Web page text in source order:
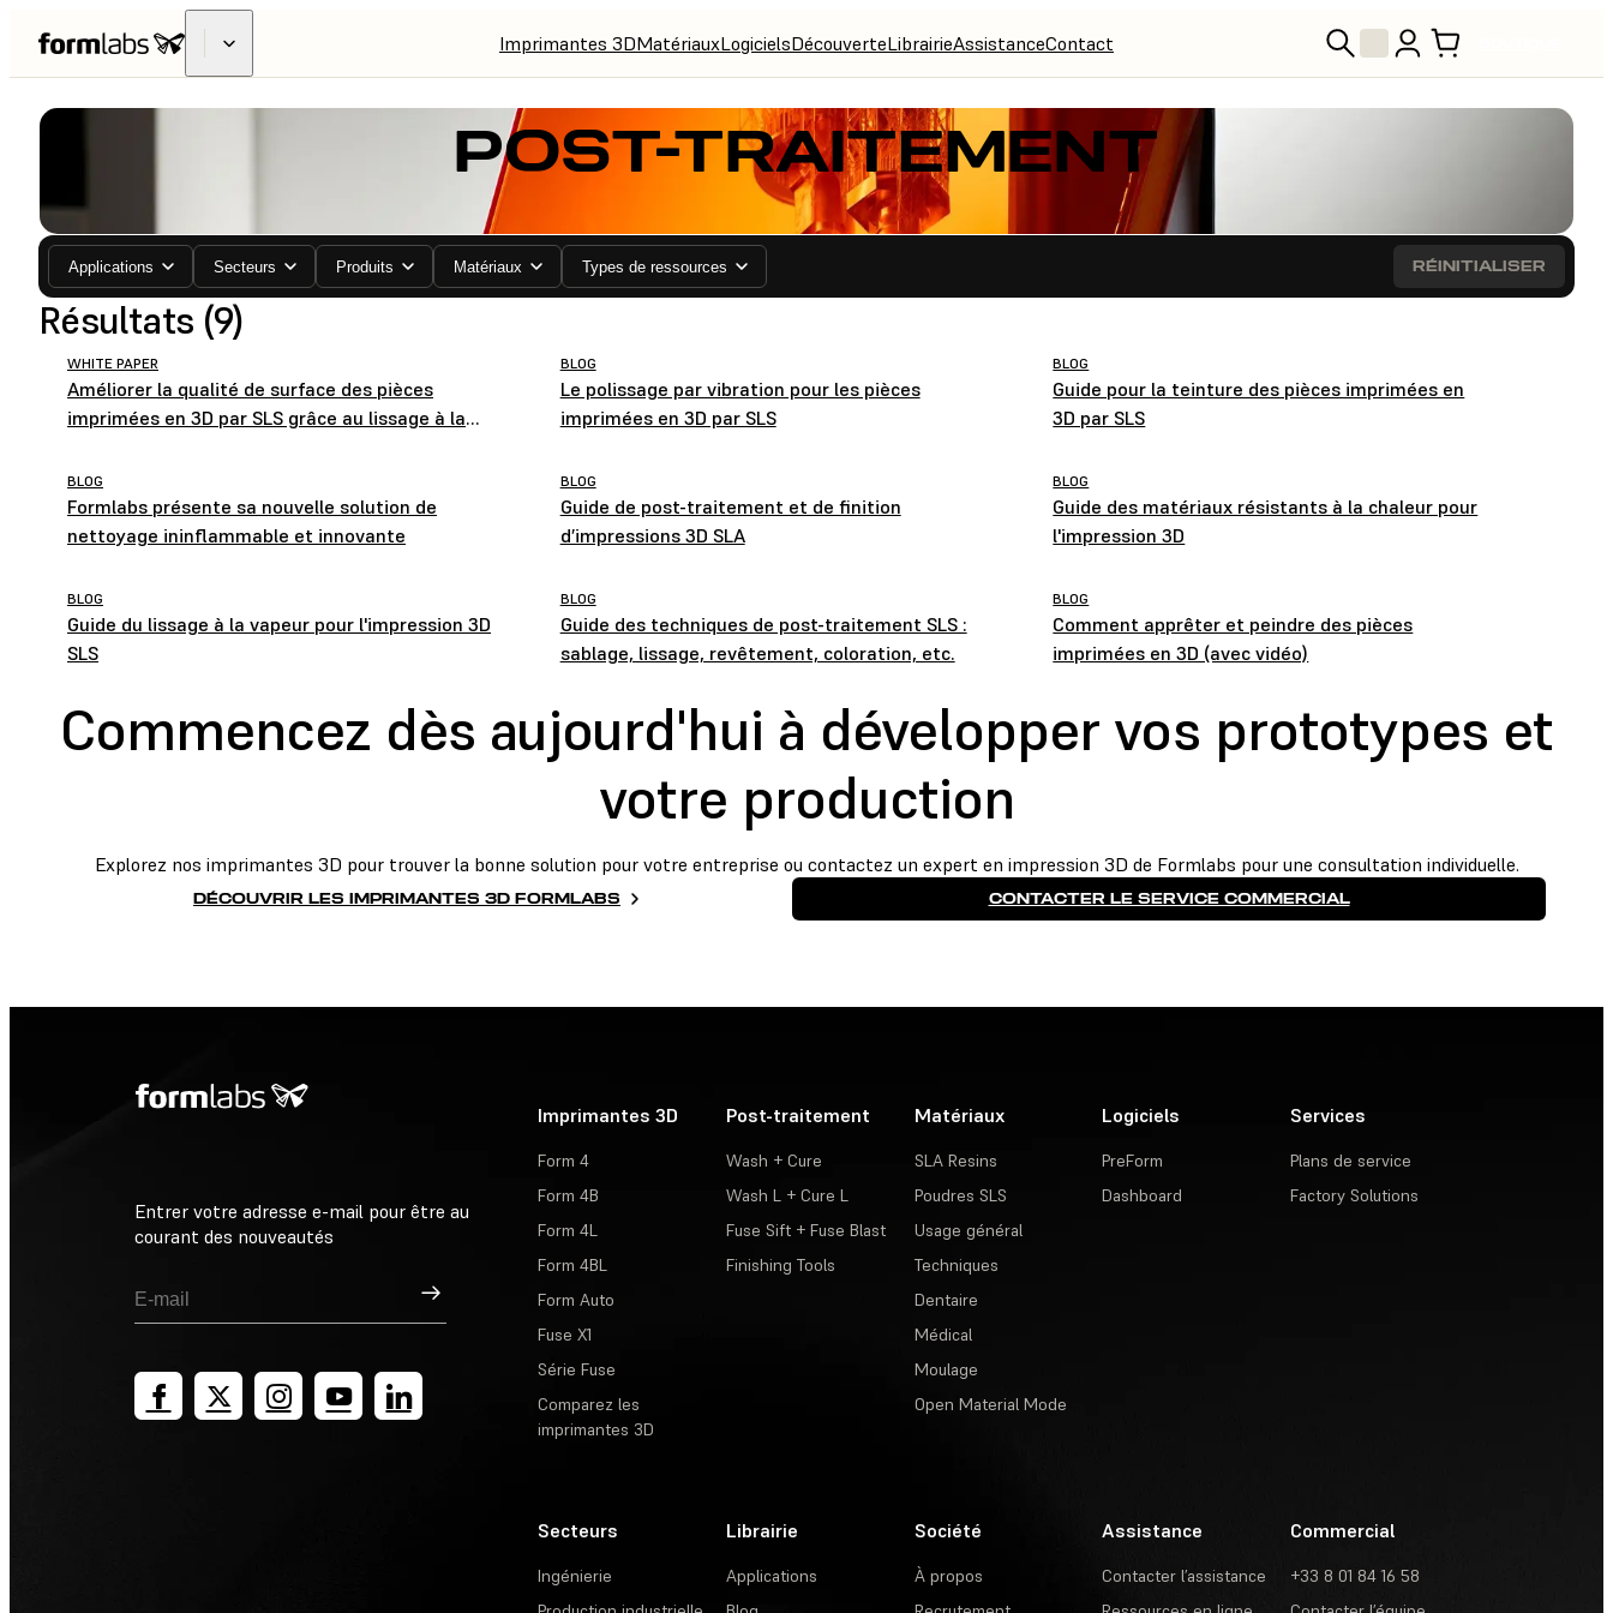
Imprimantes 3DMatériauxLogicielsDécouverteLibrairieAssistanceContact
POST-TRAITEMENT
Applications Secteurs Produits Matériaux Types de ressources RÉINITIALISER
Résultats (9)
WHITE PAPER
Améliorer la qualité de surface des pièces
imprimées en 3D par SLS grâce au lissage à la
AMT
BLOG
Le polissage par vibration pour les pièces
imprimées en 3D par SLS
BLOG
Guide pour la teinture des pièces imprimées en
3D par SLS
BLOG
Formlabs présente sa nouvelle solution de
nettoyage ininflammable et innovante
BLOG
Guide de post-traitement et de finition
d’impressions 3D SLA
BLOG
Guide des matériaux résistants à la chaleur pour
l'impression 3D
BLOG
Guide du lissage à la vapeur pour l'impression 3D
SLS
BLOG
Guide des techniques de post-traitement SLS :
sablage, lissage, revêtement, coloration, etc.
BLOG
Comment apprêter et peindre des pièces
imprimées en 3D (avec vidéo)
Commencez dès aujourd'hui à développer vos prototypes et
votre production
Explorez nos imprimantes 3D pour trouver la bonne solution pour votre entreprise ou contactez un expert en impression 3D de Formlabs pour une consultation individuelle.
DÉCOUVRIR LES IMPRIMANTES 3D FORMLABS CONTACTER LE SERVICE COMMERCIAL
Entrer votre adresse e-mail pour être au
courant des nouveautés
Inscription
Imprimantes 3D
Form 4
Form 4B
Form 4L
Form 4BL
Form Auto
Fuse X1
Série Fuse
Comparez les
imprimantes 3D
Post-traitement
Wash + Cure
Wash L + Cure L
Fuse Sift + Fuse Blast
Finishing Tools
Matériaux
SLA Resins
Poudres SLS
Usage général
Techniques
Dentaire
Médical
Moulage
Open Material Mode
Logiciels
PreForm
Dashboard
Services
Plans de service
Factory Solutions
Secteurs
Ingénierie
Librairie
Applications
Société
À propos
Assistance
Contacter l’assistance
Commercial
+33 8 01 84 16 58